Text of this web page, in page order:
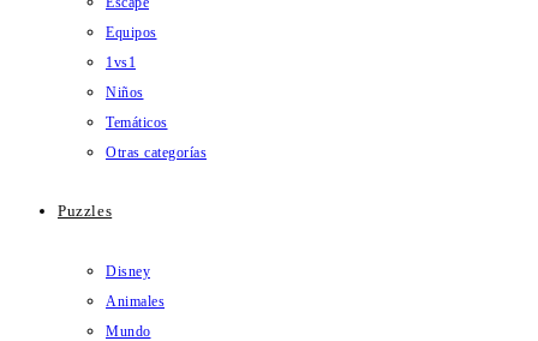
Equipos
1vs1
Niños
Temáticos
Otras categorías
Puzzles
Disney
Animales
Mundo